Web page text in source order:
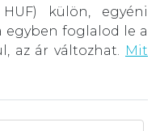
külön, egyéni
egyben foglalod le a
az ár változhat.
Mit